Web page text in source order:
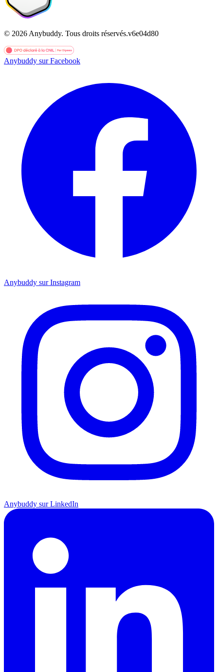
© 2026 Anybuddy. Tous droits réservés.v6e04d80
Anybuddy sur Facebook
Anybuddy sur Instagram
Anybuddy sur LinkedIn